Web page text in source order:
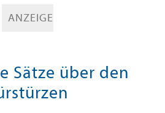
ANZEIGE
Sätze über den